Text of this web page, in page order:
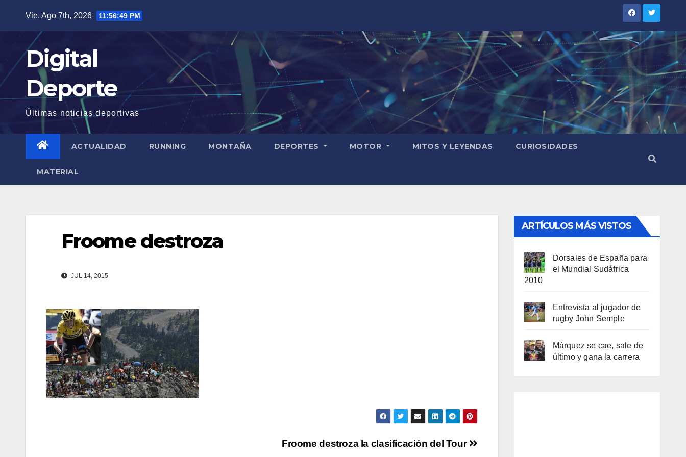
contenido
Vie. Ago 7th, 2026 11:56:49 PM
Digital
Deporte
Últimas noticias deportivas
ACTUALIDAD RUNNING MONTAÑA DEPORTES MOTOR MITOS Y LEYENDAS CURIOSIDADES
MATERIAL
Froome destroza
JUL 14, 2015
Froome destroza la clasificación del Tour
ARTÍCULOS MÁS VISTOS
Dorsales de España para
el Mundial Sudáfrica
2010
Entrevista al jugador de
rugby John Semple
Márquez se cae, sale de
último y gana la carrera